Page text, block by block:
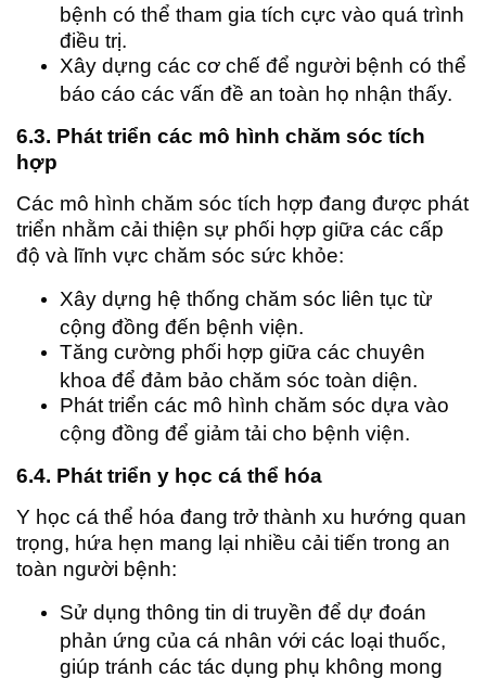
bệnh có thể tham gia tích cực vào quá trình
điều trị.
Xây dựng các cơ chế để người bệnh có thể
báo cáo các vấn đề an toàn họ nhận thấy.
6.3. Phát triển các mô hình chăm sóc tích
hợp
Các mô hình chăm sóc tích hợp đang được phát
triển nhằm cải thiện sự phối hợp giữa các cấp
độ và lĩnh vực chăm sóc sức khỏe:
Xây dựng hệ thống chăm sóc liên tục từ
cộng đồng đến bệnh viện.
Tăng cường phối hợp giữa các chuyên
khoa để đảm bảo chăm sóc toàn diện.
Phát triển các mô hình chăm sóc dựa vào
cộng đồng để giảm tải cho bệnh viện.
6.4. Phát triển y học cá thể hóa
Y học cá thể hóa đang trở thành xu hướng quan
trọng, hứa hẹn mang lại nhiều cải tiến trong an
toàn người bệnh:
Sử dụng thông tin di truyền để dự đoán
phản ứng của cá nhân với các loại thuốc,
giúp tránh các tác dụng phụ không mong